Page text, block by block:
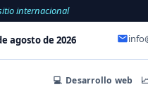
internacional
agosto de 2026
💻 Desarrollo web